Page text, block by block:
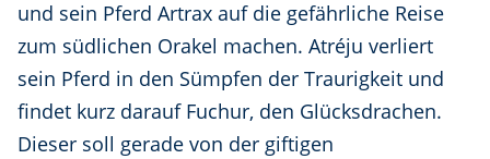
und sein Pferd Artrax auf die gefährliche Reise
zum südlichen Orakel machen. Atréju verliert
sein Pferd in den Sümpfen der Traurigkeit und
findet kurz darauf Fuchur, den Glücksdrachen.
Dieser soll gerade von der giftigen